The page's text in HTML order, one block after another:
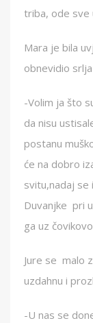
triba, ode sve
Mara je bila
obnevidio
-Volim ja što
da nisu
postanu
će na dobro
svitu,nadaj se
Duvanjke pri
ga uz
Jure se malo
uzdahnu i
-U nas se